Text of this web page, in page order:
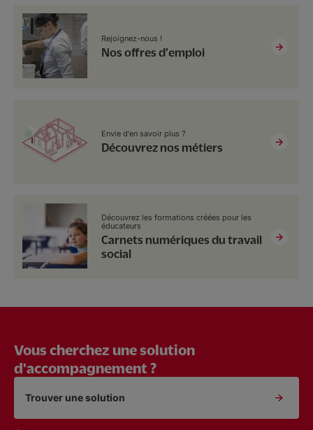
Rejoignez-nous !
Nos offres d'emploi
Envie d'en savoir plus ?
Découvrez nos métiers
Découvrez les formations créées pour les
éducateurs
Carnets numériques du travail
social
Vous cherchez une solution
d'accompagnement ?
Trouver une solution